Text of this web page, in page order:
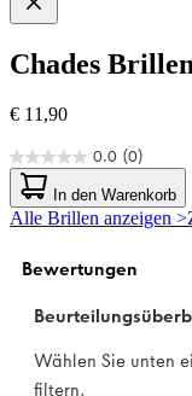
Chades
€ 11,90
0.0 (0)
0.0
von
5
Sternen.
In den Warenkorb
Alle Brillen anzeigen >